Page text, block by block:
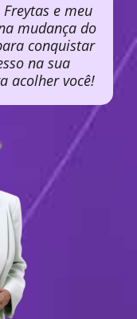
e meu
mudança do
conquistar
na sua
acolher você!